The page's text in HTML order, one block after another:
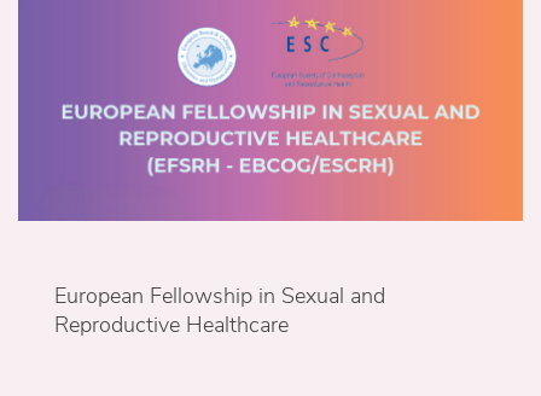
European Fellowship in Sexual and
Reproductive Healthcare